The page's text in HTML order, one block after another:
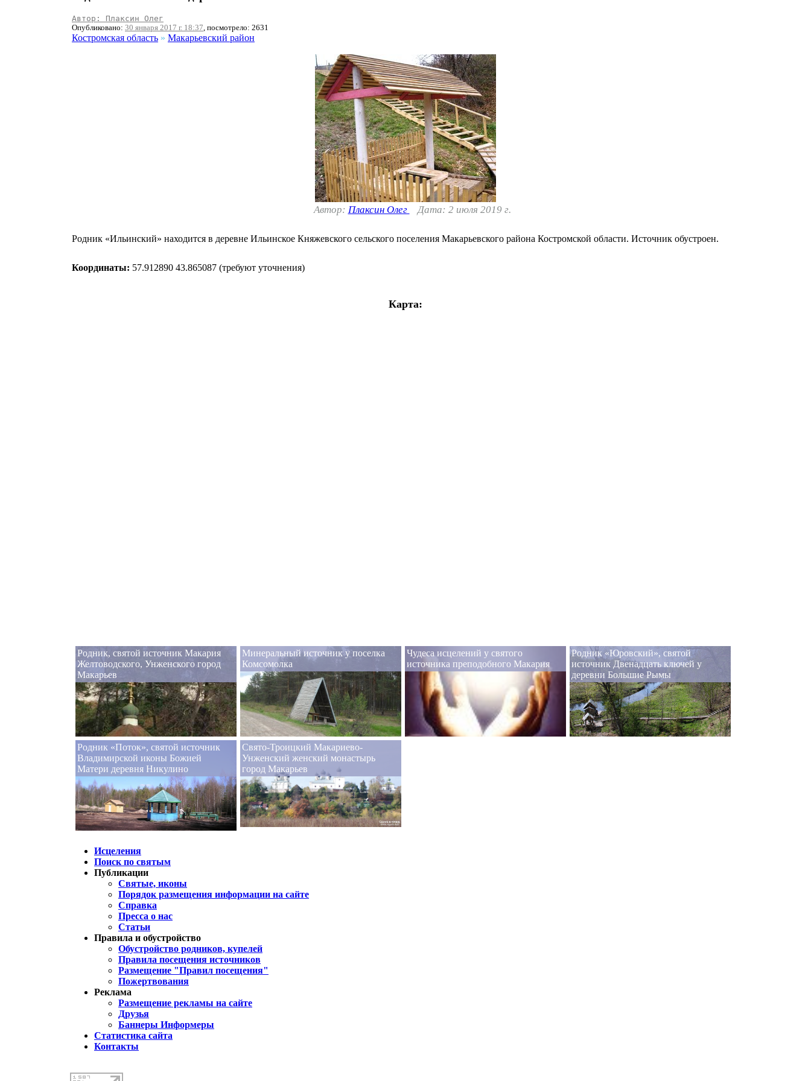
Автор: Плаксин Олег
Опубликовано: 30 января 2017 г. 18:37, посмотрело: 2631
Костромская область » Макарьевский район
Автор: Плаксин Олег Дата: 2 июля 2019 г.
Родник «Ильинский» находится в деревне Ильинское Княжевского сельского поселения Макарьевского района Костромской области. Источник обустроен.
Координаты: 57.912890 43.865087 (требуют уточнения)
Карта:
Родник, святой источник Макария
Желтоводского, Унженского город
Макарьев
Минеральный источник у поселка
Комсомолка
Чудеса исцелений у святого
источника преподобного Макария
Родник «Юровский», святой
источник Двенадцать ключей у
деревни Большие Рымы
Родник «Поток», святой источник
Владимирской иконы Божией
Матери деревня Никулино
Свято-Троицкий Макариево-
Унженский женский монастырь
город Макарьев
Исцеления
Поиск по святым
Публикации
Святые, иконы
Порядок размещения информации на сайте
Справка
Пресса о нас
Статьи
Правила и обустройство
Обустройство родников, купелей
Правила посещения источников
Размещение "Правил посещения"
Пожертвования
Реклама
Размещение рекламы на сайте
Друзья
Баннеры Информеры
Статистика сайта
Контакты